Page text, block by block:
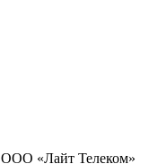
ООО «Лайт Телеком»